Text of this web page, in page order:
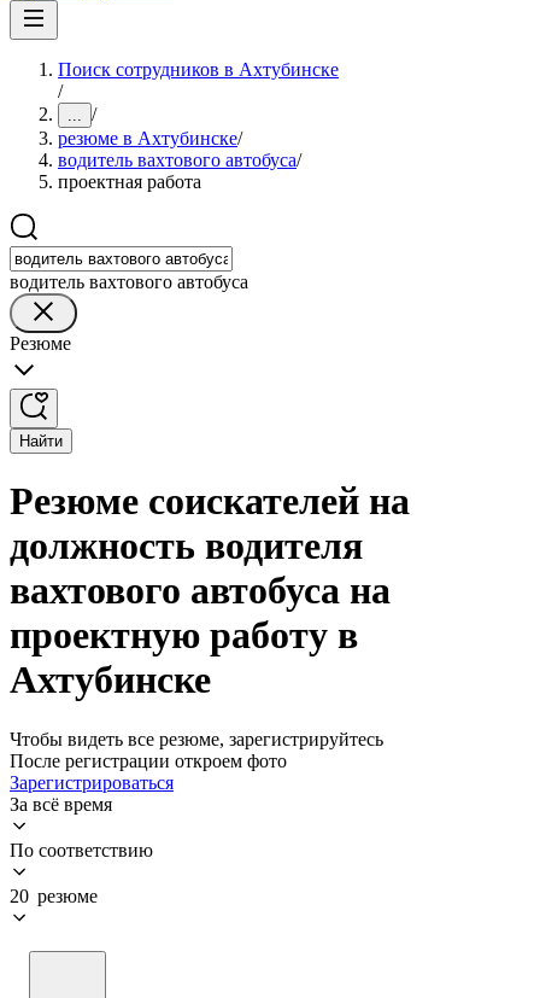
Поиск сотрудников в Ахтубинске
/
... /
резюме в Ахтубинске/
водитель вахтового автобуса/
проектная работа
водитель вахтового автобуса
Резюме
Найти
Резюме соискателей на
должность водителя
вахтового автобуса на
проектную работу в
Ахтубинске
Чтобы видеть все резюме, зарегистрируйтесь
После регистрации откроем фото
Зарегистрироваться
За всё время
По соответствию
20 резюме